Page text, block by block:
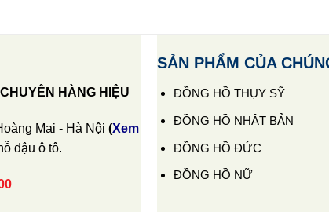
HÀNG HIỆU
Mai - Hà Nội (Xem
đậu ô tô.
SẢN PHẨM CỦA
ĐỒNG HỒ THỤY SỸ
ĐỒNG HỒ NHẬT BẢN
ĐỒNG HỒ ĐỨC
ĐỒNG HỒ NỮ